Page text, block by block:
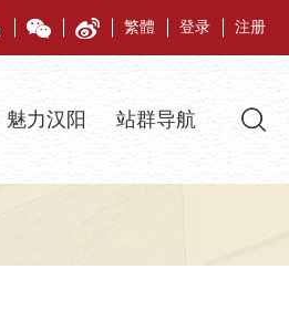
繁體 登录 注册
魅力汉阳 站群导航